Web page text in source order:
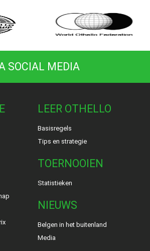
SOCIAL MEDIA
LEER OTHELLO
Basisregels
Tips en strategie
TOERNOOIEN
Statistieken
NIEUWS
Belgen in het buitenland
Media